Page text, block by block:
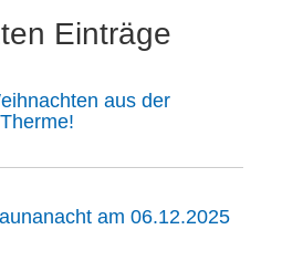
Einträge
aus der
am 06.12.2025